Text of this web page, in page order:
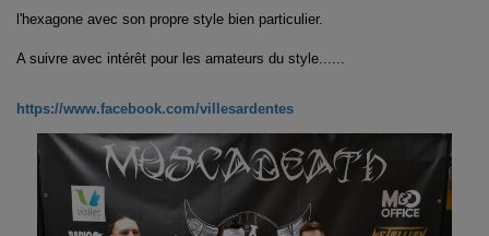
l'hexagone avec son propre style bien particulier.
A suivre avec intérêt pour les amateurs du style......
https://www.facebook.com/villesardentes